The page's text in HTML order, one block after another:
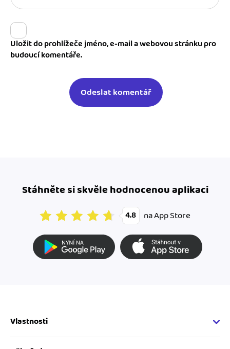
Uložit do prohlížeče jméno, e-mail a webovou stránku pro
budoucí komentáře.
Stáhněte si skvěle hodnocenou aplikaci
4.8 na App Store
Vlastnosti
Fakturační vlastnosti